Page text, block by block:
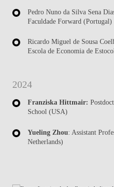
Pedro Nuno da Silva Sena
Faculdade Forward (Portugal)
Ricardo Miguel de Sousa
Escola de Economia de
2024
Franziska Hittmair:
School (USA)
Yueling Zhou: Assistant
Netherlands)